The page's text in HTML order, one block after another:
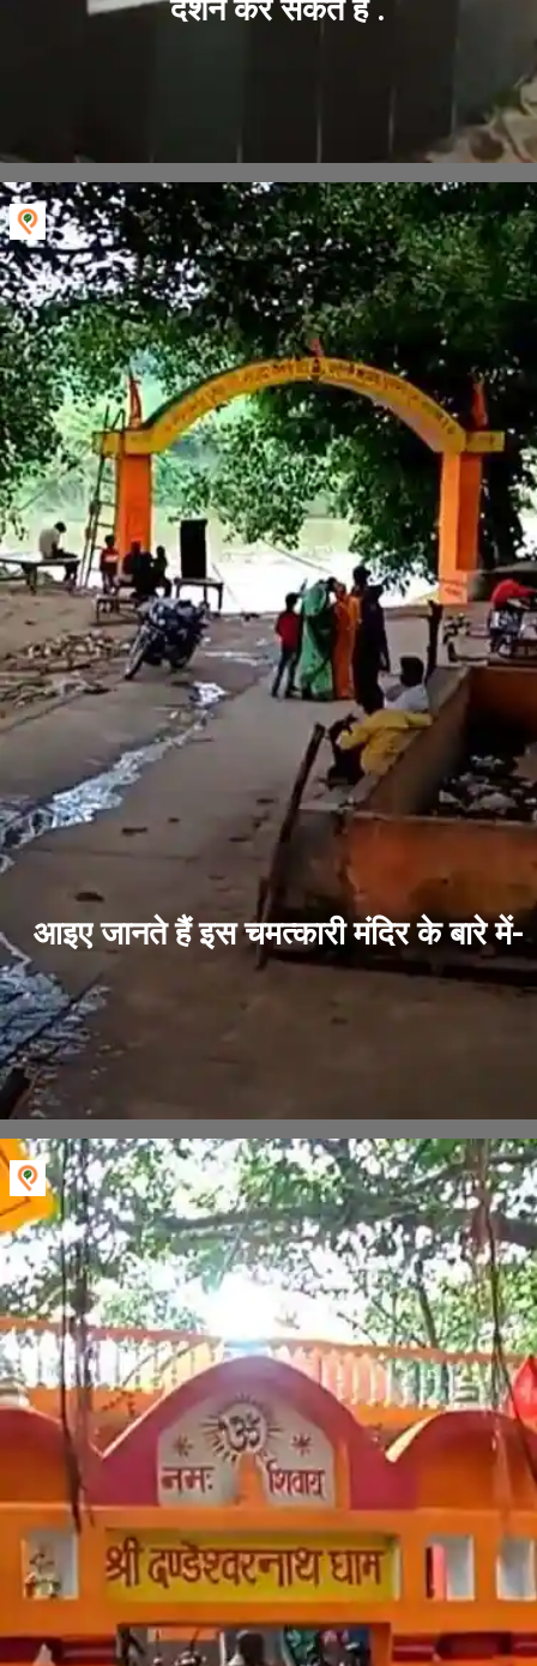
दर्शन कर सकते हैं .
आइए जानते हैं इस चमत्कारी मंदिर के बारे में-